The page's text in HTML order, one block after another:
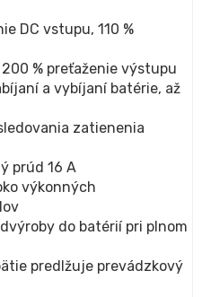
DC vstupu, 110 %
% preťaženie výstupu
a vybíjaní batérie, až
zatienenia
prúd 16 A
výkonných
do batérií pri plnom
predlžuje prevádzkový